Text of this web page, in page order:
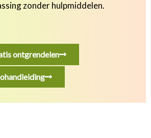
zonder hulpmiddelen.
ontgrendelen